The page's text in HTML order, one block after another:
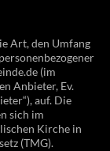
Art, den Umfang
(im
Anbieter, Ev.
auf. Die
sich im
Kirche in
(TMG).